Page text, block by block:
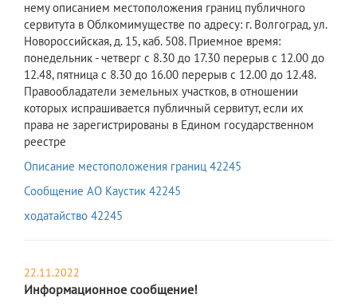
нему описанием местоположения границ публичного
сервитута в Облкомимуществе по адресу: г. Волгоград, ул.
Новороссийская, д. 15, каб. 508. Приемное время:
понедельник - четверг с 8.30 до 17.30 перерыв с 12.00 до
12.48, пятница с 8.30 до 16.00 перерыв с 12.00 до 12.48.
Правообладатели земельных участков, в отношении
которых испрашивается публичный сервитут, если их
права не зарегистрированы в Едином государственном
реестре
Описание местоположения границ 42245
Сообщение АО Каустик 42245
ходатайство 42245
22.11.2022
Информационное сообщение!